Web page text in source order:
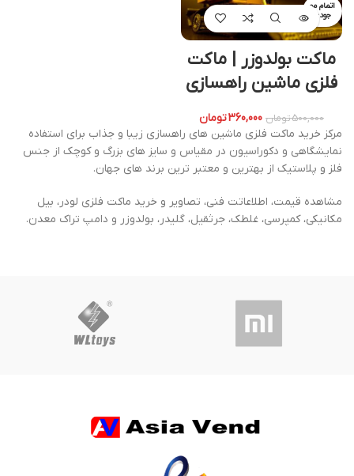
اتمام مو
جودی
ماکت بولدوزر | ماکت
فلزی ماشین راهسازی
500,000تومان 360,000تومان
مرکز خرید ماکت فلزی ماشین های راهسازی زیبا و جذاب برای استفاده
نمایشگاهی و دکوراسیون در مقیاس و سایز های بزرگ و کوچک از جنس
فلز و پلاستیک از بهترین و معتبر ترین برند های جهان.
مشاهده قیمت، اطلاعاتت فنی، تصاویر و خرید ماکت فلزی لودر، بیل
مکانیکی، کمپرسی، غلطک، جرثقیل، گلیدر، بولدوزر و دامپ تراک معدن.